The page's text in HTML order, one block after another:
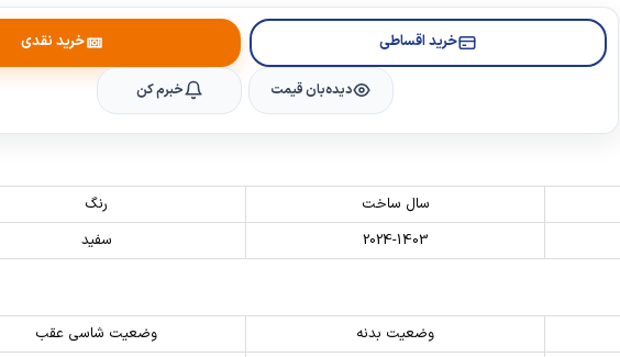
خرید اقساطی خرید نقدی
دیده‌بان قیمت خبرم کن
سال ساخت رنگ
2024-1403 سفید
وضعیت بدنه وضعیت شاسی عقب